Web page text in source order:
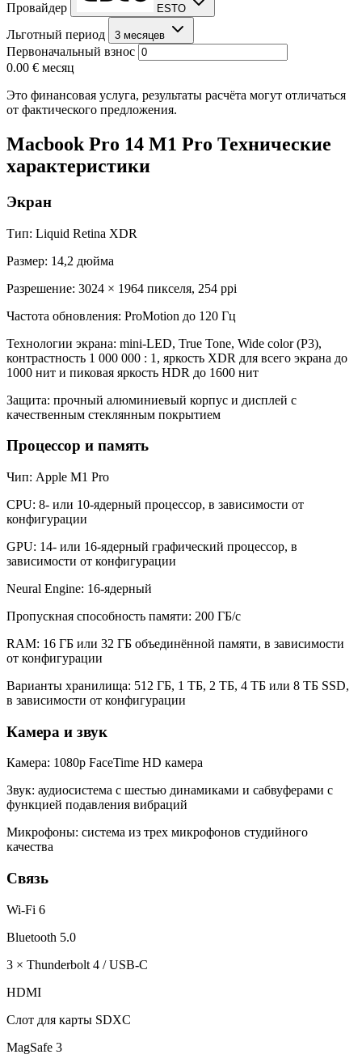
Провайдер ESTO
Льготный период 3 месяцев
Первоначальный взнос
0.00 € месяц
Это финансовая услуга, результаты расчёта могут отличаться
от фактического предложения.
Macbook Pro 14 M1 Pro Технические
характеристики
Экран
Тип: Liquid Retina XDR
Размер: 14,2 дюйма
Разрешение: 3024 × 1964 пикселя, 254 ppi
Частота обновления: ProMotion до 120 Гц
Технологии экрана: mini-LED, True Tone, Wide color (P3),
контрастность 1 000 000 : 1, яркость XDR для всего экрана до
1000 нит и пиковая яркость HDR до 1600 нит
Защита: прочный алюминиевый корпус и дисплей с
качественным стеклянным покрытием
Процессор и память
Чип: Apple M1 Pro
CPU: 8- или 10-ядерный процессор, в зависимости от
конфигурации
GPU: 14- или 16-ядерный графический процессор, в
зависимости от конфигурации
Neural Engine: 16-ядерный
Пропускная способность памяти: 200 ГБ/с
RAM: 16 ГБ или 32 ГБ объединённой памяти, в зависимости
от конфигурации
Варианты хранилища: 512 ГБ, 1 ТБ, 2 ТБ, 4 ТБ или 8 ТБ SSD,
в зависимости от конфигурации
Камера и звук
Камера: 1080p FaceTime HD камера
Звук: аудиосистема с шестью динамиками и сабвуферами с
функцией подавления вибраций
Микрофоны: система из трех микрофонов студийного
качества
Связь
Wi-Fi 6
Bluetooth 5.0
3 × Thunderbolt 4 / USB-C
HDMI
Слот для карты SDXC
MagSafe 3